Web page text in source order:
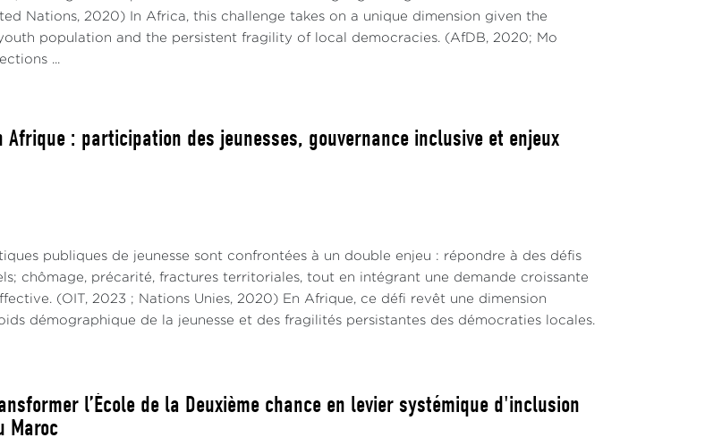
Nations, 2020) In Africa, this challenge takes on a unique dimension given the
population and the persistent fragility of local democracies. (AfDB, 2020; Mo
...
Afrique : participation des jeunesses, gouvernance inclusive et enjeux
publiques de jeunesse sont confrontées à un double enjeu : répondre à des défis
chômage, précarité, fractures territoriales, tout en intégrant une demande croissante
(OIT, 2023 ; Nations Unies, 2020) En Afrique, ce défi revêt une dimension
démographique de la jeunesse et des fragilités persistantes des démocraties locales.
l’École de la Deuxième chance en levier systémique d'inclusion
Maroc